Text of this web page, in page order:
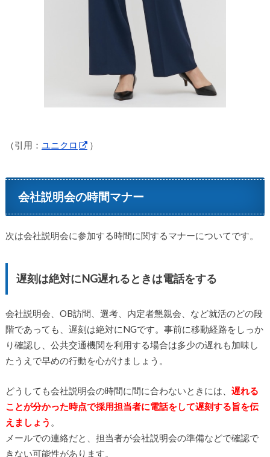
（引用： ユニクロ ）
会社説明会の時間マナー
次は会社説明会に参加する時間に関するマナーについてです。
遅刻は絶対にNG遅れるときは電話をする
会社説明会、OB訪問、選考、内定者懇親会、など就活のどの段
階であっても、遅刻は絶対にNGです。事前に移動経路をしっか
り確認し、公共交通機関を利用する場合は多少の遅れも加味し
たうえで早めの行動を心がけましょう。
どうしても会社説明会の時間に間に合わないときには、 遅れる
ことが分かった時点で採用担当者に電話をして遅刻する旨を伝
えましょう 。
メールでの連絡だと、担当者が会社説明会の準備などで確認で
きない可能性があります。